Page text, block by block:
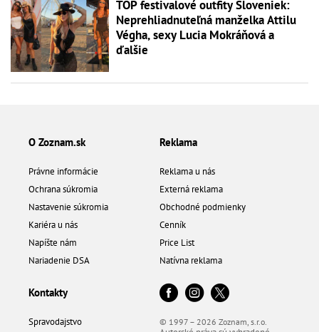
TOP festivalové outfity Sloveniek:
Neprehliadnuteľná manželka Attilu
Végha, sexy Lucia Mokráňová a
ďalšie
O Zoznam.sk
Právne informácie
Ochrana súkromia
Nastavenie súkromia
Kariéra u nás
Napíšte nám
Nariadenie DSA
Reklama
Reklama u nás
Externá reklama
Obchodné podmienky
Cenník
Price List
Natívna reklama
Kontakty
Spravodajstvo © 1997 – 2026 Zoznam, s.r.o.